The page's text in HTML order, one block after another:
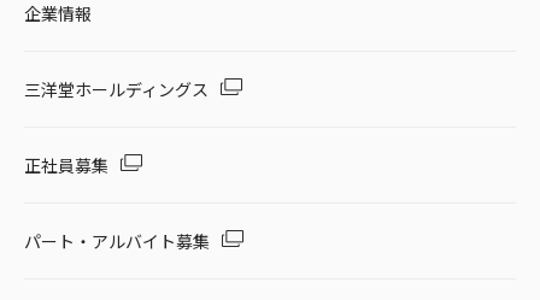
企業情報
三洋堂ホールディングス
正社員募集
パート・アルバイト募集